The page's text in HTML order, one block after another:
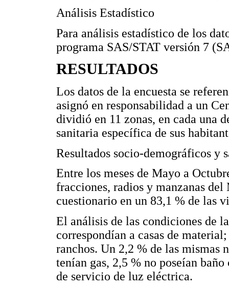
Análisis Estadístico
Para análisis estadístico de los
programa SAS/STAT versión 7
RESULTADOS
Los datos de la encuesta se
asignó en responsabilidad a un
dividió en 11 zonas, en cada una
sanitaria específica de sus
Resultados socio-demográficos y
Entre los meses de Mayo a
fracciones, radios y manzanas
cuestionario en un 83,1 % de las
El análisis de las condiciones de
correspondían a casas de
ranchos. Un 2,2 % de las mismas
tenían gas, 2,5 % no poseían
de servicio de luz eléctrica.